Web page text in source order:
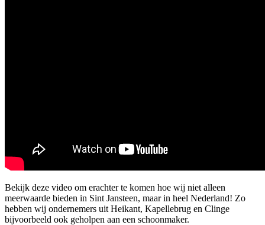
Bekijk deze video om erachter te komen hoe wij niet alleen
meerwaarde bieden in Sint Jansteen, maar in heel Nederland! Zo
hebben wij ondernemers uit Heikant, Kapellebrug en Clinge
bijvoorbeeld ook geholpen aan een schoonmaker.